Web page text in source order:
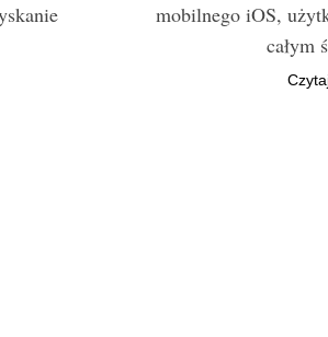
mobilnego iOS,
całym